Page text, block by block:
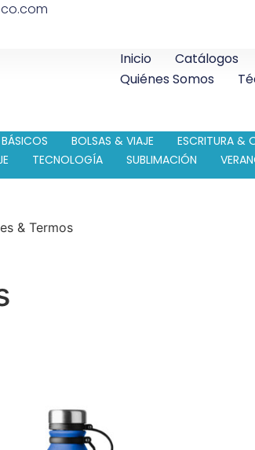
Inicio Catálogos
Quiénes Somos
BÁSICOS BOLSAS & VIAJE ESCRITURA &
TECNOLOGÍA SUBLIMACIÓN
& Termos